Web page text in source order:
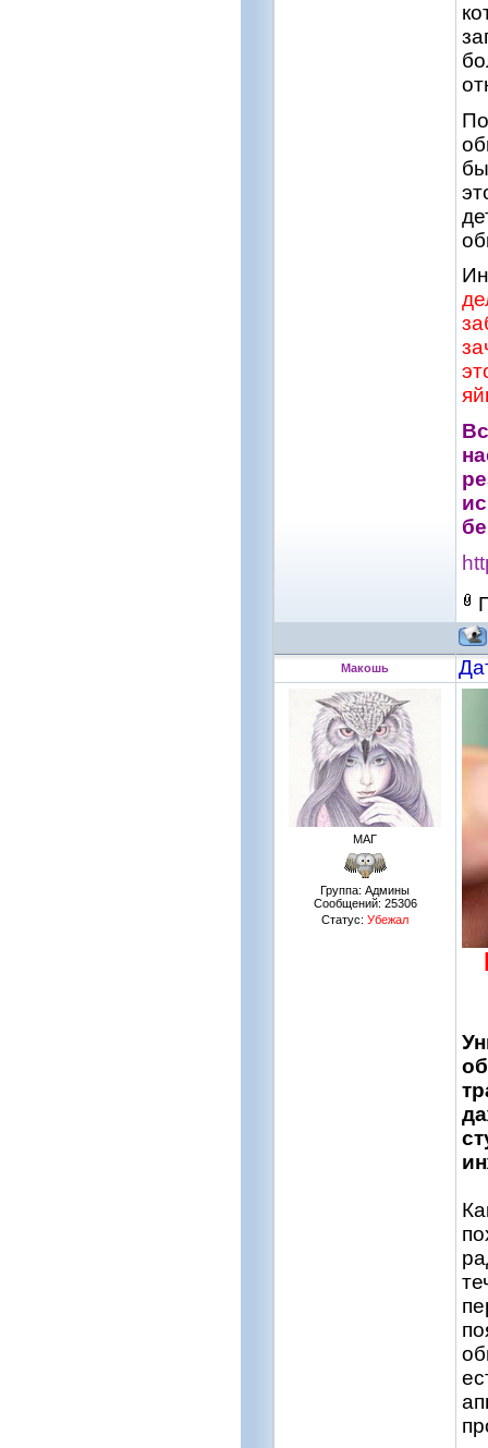
Макошь
МАГ
Группа: Админы
Сообщений: 25306
Статус: Убежал